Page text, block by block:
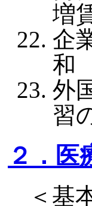
増
企
和
外
習
２．医
＜基